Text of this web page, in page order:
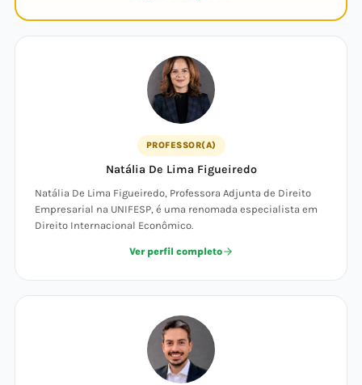
PROFESSOR(A)
Natália De Lima Figueiredo
Natália De Lima Figueiredo, Professora Adjunta de Direito
Empresarial na UNIFESP, é uma renomada especialista em
Direito Internacional Econômico.
Ver perfil completo